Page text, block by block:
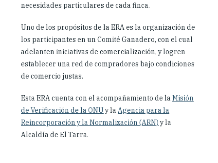
necesidades particulares de cada finca.
Uno de los propósitos de la ERA es la organización de
los participantes en un Comité Ganadero, con el cual
adelanten iniciativas de comercialización, y logren
establecer una red de compradores bajo condiciones
de comercio justas.
Esta ERA cuenta con el acompañamiento de la Misión
de Verificación de la ONUy la Agencia para la
Reincorporación y la Normalización (ARN)y la
Alcaldía de El Tarra.